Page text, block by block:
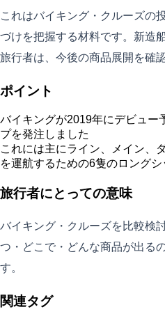
これはバイキング・クルーズの
づけを把握する材料です。新造
旅行者は、今後の商品展開を確
ポイント
バイキングが2019年にデビュー
プを発注しました
これには主にライン、メイン、
を運航するための6隻のロング
旅行者にとっての意味
バイキング・クルーズを比較検
つ・どこで・どんな商品が出る
す。
関連タグ